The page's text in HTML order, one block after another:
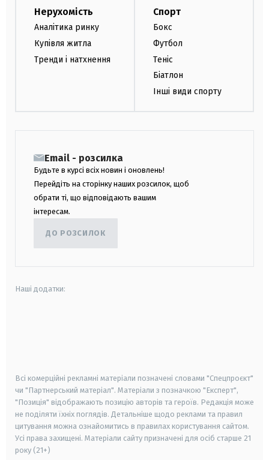
Нерухомість
Аналітика ринку
Купівля житла
Тренди і натхнення
Спорт
Бокс
Футбол
Теніс
Біатлон
Інші види спорту
Email - розсилка
Будьте в курсі всіх новин і оновлень!
Перейдіть на сторінку наших розсилок, щоб
обрати ті, що відповідають вашим
інтересам.
ДО РОЗСИЛОК
Наші додатки:
Всі комерційні рекламні матеріали позначені словами "Спецпроєкт"
чи "Партнерський матеріал". Матеріали з позначкою "Експерт",
"Позиція" відображають позицію авторів та героїв. Редакція може
не поділяти їхніх поглядів. Детальніше щодо реклами та правил
цитування можна ознайомитись в правилах користування сайтом.
Усі права захищені. Матеріали сайту призначені для осіб старше 21
року (21+)